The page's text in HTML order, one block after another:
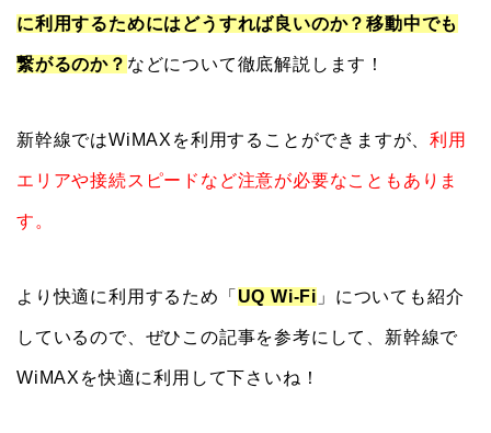
に利用するためにはどうすれば良いのか？移動中でも
繋がるのか？ などについて徹底解説します！
新幹線ではWiMAXを利用することができますが、利用
エリアや接続スピードなど注意が必要なこともありま
す。
より快適に利用するため「 UQ Wi-Fi 」についても紹介
しているので、ぜひこの記事を参考にして、新幹線で
WiMAXを快適に利用して下さいね！